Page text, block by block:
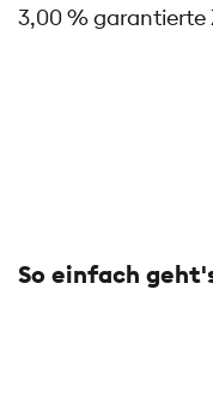
3,00 % garantierte
So einfach